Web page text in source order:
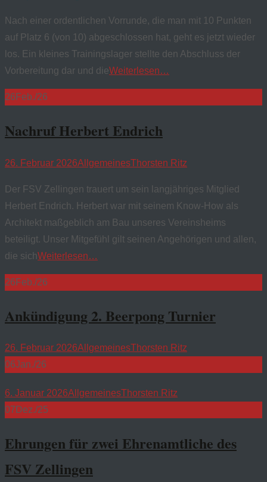
Nach einer ordentlichen Vorrunde, die man mit 10 Punkten
auf Platz 6 (von 10) abgeschlossen hat, geht es jetzt wieder
los. Ein kleines Trainingslager stellte den Abschluss der
Vorbereitung dar und dieWeiterlesen…
26 Feb./26
Nachruf Herbert Endrich
26. Februar 2026AllgemeinesThorsten Ritz
Der FSV Zellingen trauert um sein langjähriges Mitglied
Herbert Endrich. Herbert war mit seinem Know-How als
Architekt maßgeblich am Bau unseres Vereinsheims
beteiligt. Unser Mitgefühl gilt seinen Angehörigen und allen,
die sichWeiterlesen…
26 Feb./26
Ankündigung 2. Beerpong Turnier
26. Februar 2026AllgemeinesThorsten Ritz
06Jan./26
6. Januar 2026AllgemeinesThorsten Ritz
07 Dez./25
Ehrungen für zwei Ehrenamtliche des
FSV Zellingen